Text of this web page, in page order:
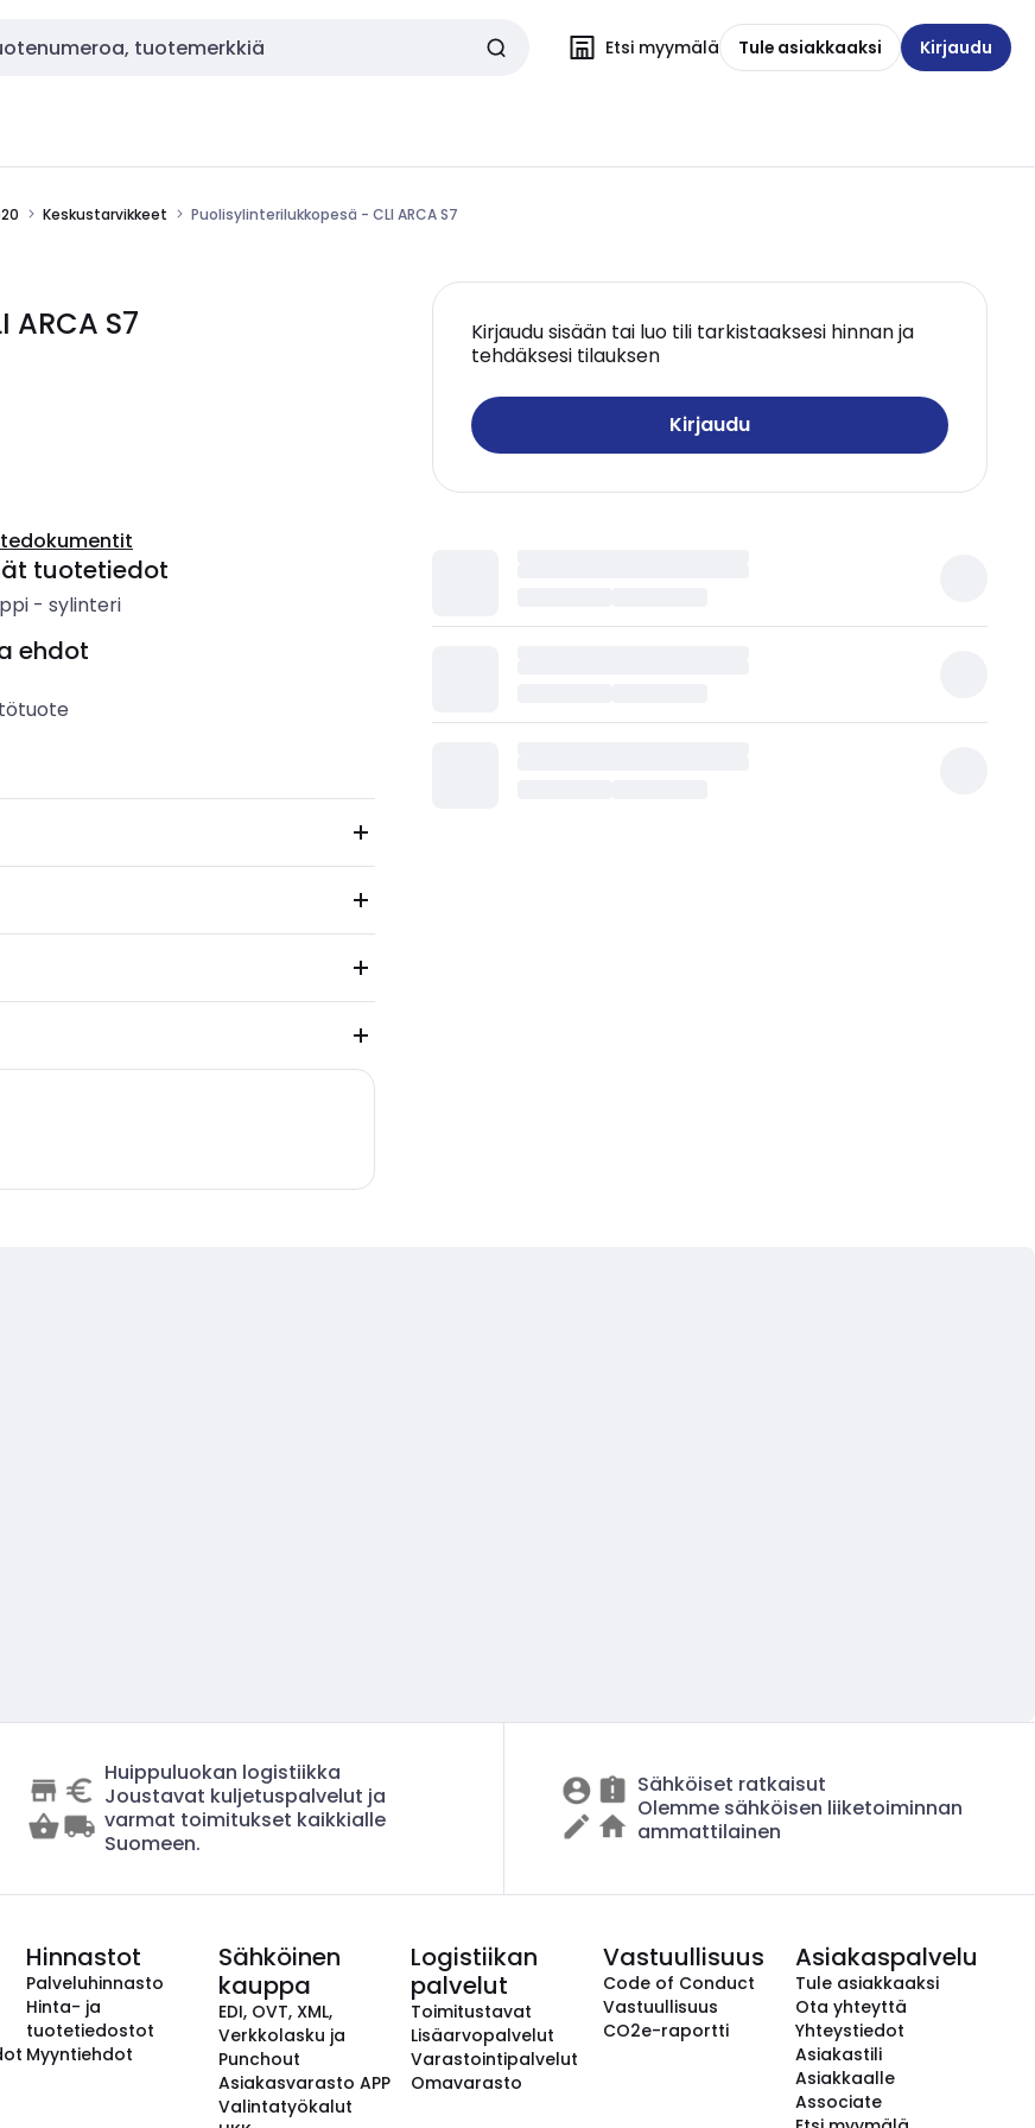
Etsi myymälä Tule asiakkaaksi Kirjaudu
Keskustarvikkeet Puolisylinterilukkopesä - CLI ARCA S7
S7
Kirjaudu sisään tai luo tili tarkistaaksesi hinnan ja
tehdäksesi tilauksen
Kirjaudu
tuotetiedot
- sylinteri
ehdot
Huippuluokan logistiikka
Joustavat kuljetuspalvelut ja
varmat toimitukset kaikkialle
Suomeen.
Sähköiset ratkaisut
Olemme sähköisen liiketoiminnan
ammattilainen
Hinnastot
Palveluhinnasto
Hinta- ja
tuotetiedostot
Myyntiehdot
Sähköinen
kauppa
EDI, OVT, XML,
Verkkolasku ja
Punchout
Asiakasvarasto APP
Valintatyökalut
Logistiikan
palvelut
Toimitustavat
Lisäarvopalvelut
Varastointipalvelut
Omavarasto
Vastuullisuus
Code of Conduct
Vastuullisuus
CO2e-raportti
Asiakaspalvelu
Tule asiakkaaksi
Ota yhteyttä
Yhteystiedot
Asiakastili
Asiakkaalle
Associate